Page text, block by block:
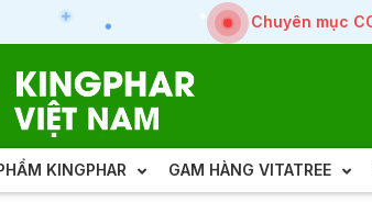
Chuyên mục
KINGPHAR GAM HÀNG VITATREE